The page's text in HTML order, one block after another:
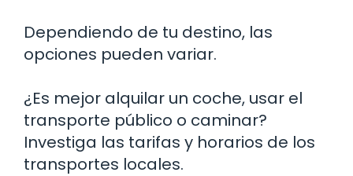
Dependiendo de tu destino, las
opciones pueden variar.
¿Es mejor alquilar un coche, usar el
transporte público o caminar?
Investiga las tarifas y horarios de los
transportes locales.